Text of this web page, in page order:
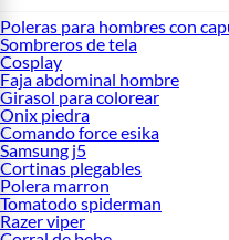
Poleras para hombres con
Sombreros de tela
Cosplay
Faja abdominal hombre
Girasol para colorear
Onix piedra
Comando force esika
Samsung j5
Cortinas plegables
Polera marron
Tomatodo spiderman
Razer viper